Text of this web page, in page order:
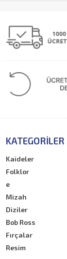
KATEGORILER
Kaideler
Folklor
e
Mizah
Diziler
Bob Ross
Fırçalar
Resim